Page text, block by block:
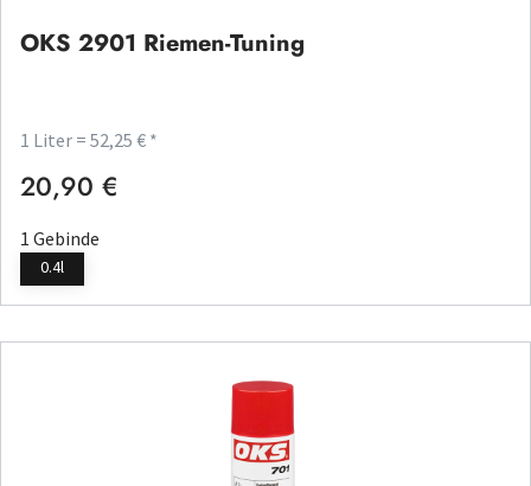
OKS 2901 Riemen-Tuning
1 Liter = 52,25 € *
Regulärer Preis:
20,90 €
1 Gebinde
0.4l